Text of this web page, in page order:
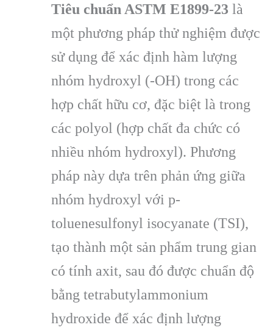
Tiêu chuẩn ASTM E1899-23 là
một phương pháp thử nghiệm được
sử dụng để xác định hàm lượng
nhóm hydroxyl (-OH) trong các
hợp chất hữu cơ, đặc biệt là trong
các polyol (hợp chất đa chức có
nhiều nhóm hydroxyl). Phương
pháp này dựa trên phản ứng giữa
nhóm hydroxyl với p-
toluenesulfonyl isocyanate (TSI),
tạo thành một sản phẩm trung gian
có tính axit, sau đó được chuẩn độ
bằng tetrabutylammonium
hydroxide để xác định lượng